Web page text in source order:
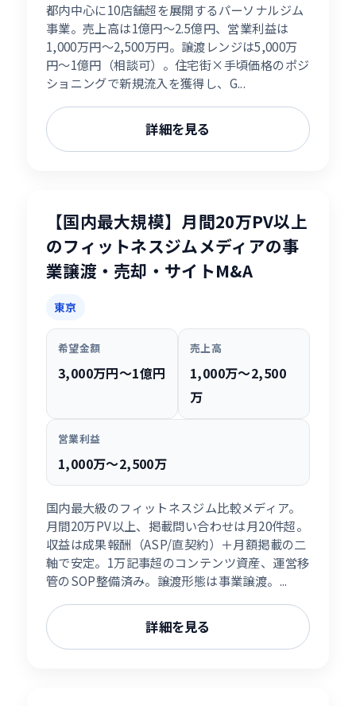
都内中心に10店舗超を展開するパーソナルジム
事業。売上高は1億円〜2.5億円、営業利益は
1,000万円〜2,500万円。譲渡レンジは5,000万
円〜1億円（相談可）。住宅街×手頃価格のポジ
ショニングで新規流入を獲得し、G...
詳細を見る
【国内最大規模】月間20万PV以上
のフィットネスジムメディアの事
業譲渡・売却・サイトM&A
東京
希望金額
3,000万円〜1億円
売上高
1,000万〜2,500
万
営業利益
1,000万〜2,500万
国内最大級のフィットネスジム比較メディア。
月間20万PV以上、掲載問い合わせは月20件超。
収益は成果報酬（ASP/直契約）＋月額掲載の二
軸で安定。1万記事超のコンテンツ資産、運営移
管のSOP整備済み。譲渡形態は事業譲渡。...
詳細を見る